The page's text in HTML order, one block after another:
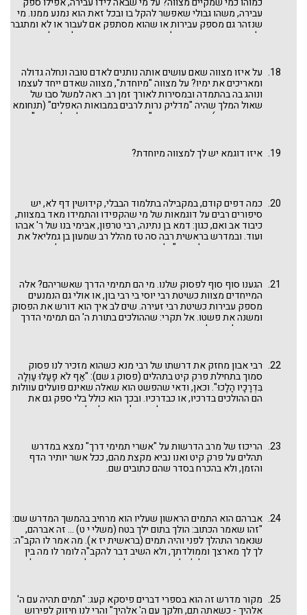
עבירה, משהו גבולי שאפשר להקל בו ובכל זאת הוא נמנע ממנו. מי
שנזהר גם מספק עבירות או שהוא מסתפק אם לעבור או לא ומתגבר
ולא עובר. אדם כזה, יש לו שכר מצווה. ראה במקבילה בתלמוד
לפתותם לעבירה וכבשו את יצרם ולא התפתו.
על איזו מצווה שאם עושים אותה נותנים לאדם טובה ונחלה גדולה
ומאריכים את ימיו? על מצווה "מיוחדת", מצווה שאדם ייחד לעצמו
ונוהג בה בהתמדה ובמסירות לאורך זמן רב. ראה למשל סבו של
שאול המלך שהיה "מדליק נרות לרבים במבואות האפלים" (תנחומא
תצוה סימן ח), דבורה הנביאה "שהיתה עושה פתילות למקדש"
פסיקתא זוטרתא (לקח טוב) במדבר פרשת פינחס) ועוד.
איזו דוגמא יש לך למצווה מיוחדת?
כמה דפים קודם, במקבילה בתלמוד הבבלי, קידושין דף לא, יש
סיפורים רבים על דוגמאות של מי שהקפידו והתמידו מאד במצוות,
כיבוד אב ואם, כגון: דמא בן נתינה, רבי טרפון, אבימי בנו של ר' אבהו
ועוד. ובמדרש בראשית רבה סה טז מהלל רב שמעון בן גמליאל את
כיבוד אב ואם של עשו: "כל ימי הייתי משמש את אבא ולא שמשתי
הייתי יוצא בבגדים נקיים. אבל עשו, בשעה שהיה משמש את אביו
לא היה משמשו אלא בבגדי מלכות, אמר אין כבודו של אבא להיות
משמשו אלא בבגדי מלכות".
הגענו סוף סוף לפסוק שלנו. מי הם תמימי הדרך שאשריהם? אלה
המייחדים מצוות כשיטת רבי יוסי בי רבי בון, או אולי גם הנמנעים
מספק עבירות כשיטת רבי זעירה. שים לב איך הוא דורש את הפסוק
ומשנה את פשטו. אל תקרי: שההולכים בתורת ה' הם תמימי הדרך
ואשרי להם, אלא שתמימי הדרך, המייחדים מצוות ונמנעים מעבירות
רבי אבון מחזק את דרשתו של רבי מנא כשהוא מזכיר לנו פסוק
סמוך בתחילת פרק קיט בתהלים (פסוק ג שם): "אַף לֹא פָעֲלוּ עַוְלָה
בִּדְרָכָיו הָלָכוּ". וכאן, ודאי שהפשט הוא שאלה שאינם פועלים עוולות
הם ההולכים בדרכיו, או כבדרכיו. ובכך הוא כולל בלי ספק גם את
הנמנעים מעבירות ומתחבר לדברי ר' זעירה לעיל.
הריכוז של מרב הדרשות על "אשרי תמימי דרך" נמצא במדרש
תהלים על פרק קיט ואנו נביא מקצת מהם, ככל אשר יותיר הדף
והזמן, ולא בהכרח בסדר שהם כתובים שם.
אברהם הוא התמים הראשון שעליו הוא מרחיב בהמשך המדרש שם:
"זהו שאמר הכתוב: הולך בתום ילך בטח (משלי י ט) ... זה אברהם,
שנאמר התהלך לפני והיה תמים (בראשית יז א). מה אמר לו הקב"ה:
לך לך מארצך וממולדתך, ולא השיב דבר להקב"ה לומר לו מה בין
נשב כאן מה בין לילך לעיר אחרת ... ולא עיכב אלא מיד עשה כל מה
מקריבו מהיכן אתה מברכני? ולא השיבו, אלא מיד עשה כל מה
שאמר לו הקב"ה, שנאמר וישכם אברהם בבקר ויחבוש את חמורו
מקור מדרש זה הוא בספרי דברים פיסקא קעג: "תמים תהיה עם ה'
אלהיך - כשאתה תם, חלקך עם ה' אלהיך" והרי לנו חיזוק לפירוש